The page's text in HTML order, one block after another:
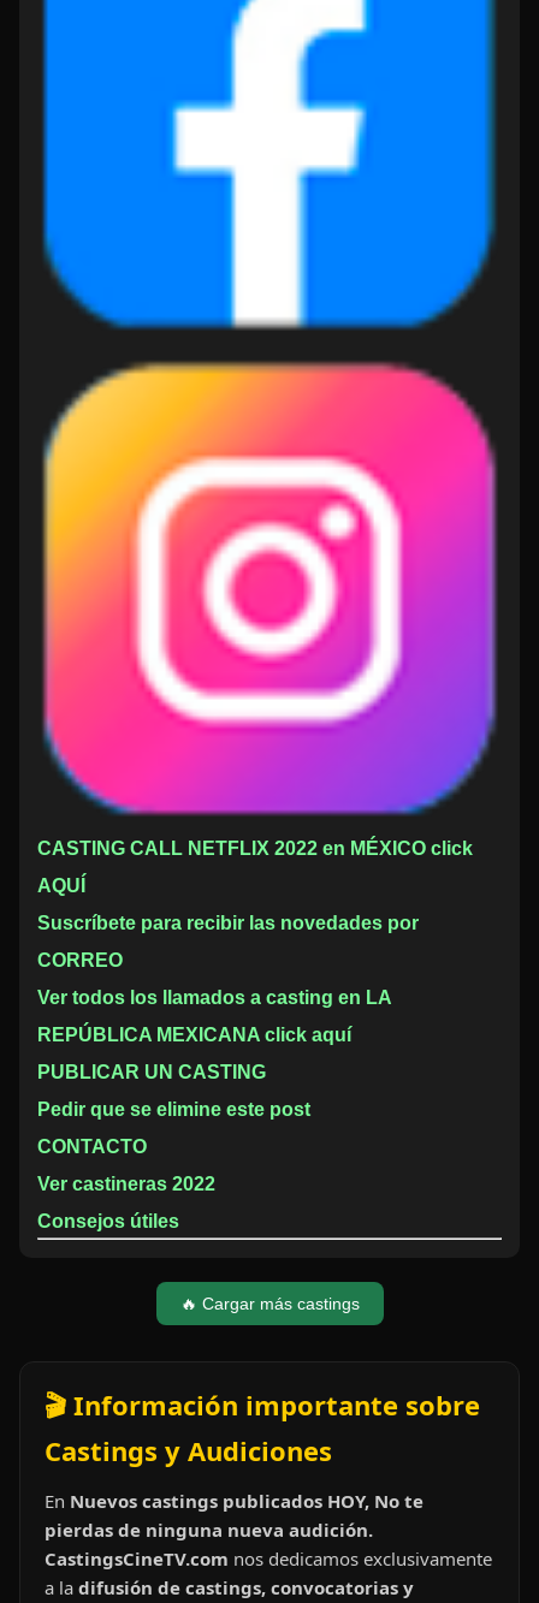
CASTING CALL NETFLIX 2022 en MÉXICO click
AQUÍ
Suscríbete para recibir las novedades por
CORREO
Ver todos los llamados a casting en LA
REPÚBLICA MEXICANA click aquí
PUBLICAR UN CASTING
Pedir que se elimine este post
CONTACTO
Ver castineras 2022
Consejos útiles
🔥 Cargar más castings
🎬 Información importante sobre
Castings y Audiciones
En Nuevos castings publicados HOY, No te
pierdas de ninguna nueva audición.
CastingsCineTV.com nos dedicamos exclusivamente
a la difusión de castings, convocatorias y